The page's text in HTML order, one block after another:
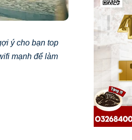
ý cho bạn top
mạnh để làm